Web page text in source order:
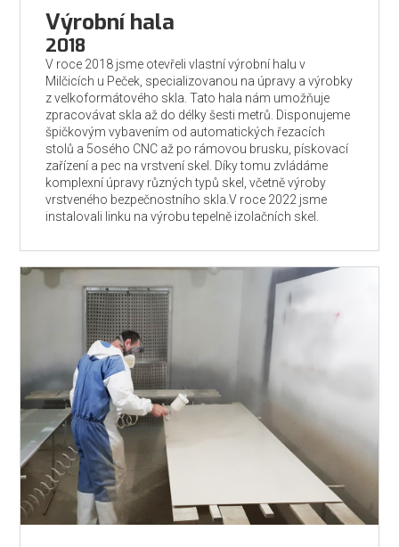
Výrobní hala
2018
V roce 2018 jsme otevřeli vlastní výrobní halu v
Milčicích u Peček, specializovanou na úpravy a výrobky
z velkoformátového skla. Tato hala nám umožňuje
zpracovávat skla až do délky šesti metrů. Disponujeme
špičkovým vybavením od automatických řezacích
stolů a 5osého CNC až po rámovou brusku, pískovací
zařízení a pec na vrstvení skel. Díky tomu zvládáme
komplexní úpravy různých typů skel, včetně výroby
vrstveného bezpečnostního skla.V roce 2022 jsme
instalovali linku na výrobu tepelně izolačních skel.